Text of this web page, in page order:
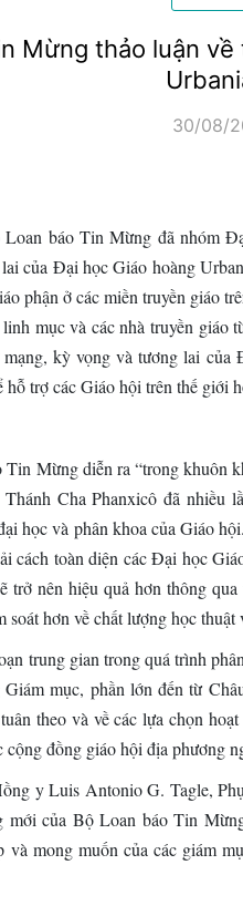
Mừng thảo luận
30/08/
báo Tin Mừng đã nhóm
của Đại học Giáo hoàng
phận ở các miền truyền giáo
mục và các nhà truyền giáo
mạng, kỳ vọng và tương lai
hỗ trợ các Giáo hội trên thế giới
Mừng diễn ra “trong khuôn
Cha Phanxicô đã nhiều
học và phân khoa của Giáo
cách toàn diện các Đại học
trở nên hiệu quả hơn thông
soát hơn về chất lượng học
trung gian trong quá trình
mục, phần lớn đến từ
theo và về các lựa chọn
cộng đồng giáo hội địa phương
y Luis Antonio G. Tagle,
mới của Bộ Loan báo Tin
và mong muốn của các giám